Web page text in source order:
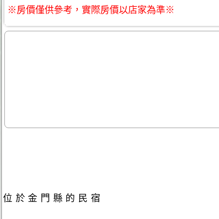
※房價僅供參考，實際房價以店家為準※
位於金門縣的民宿